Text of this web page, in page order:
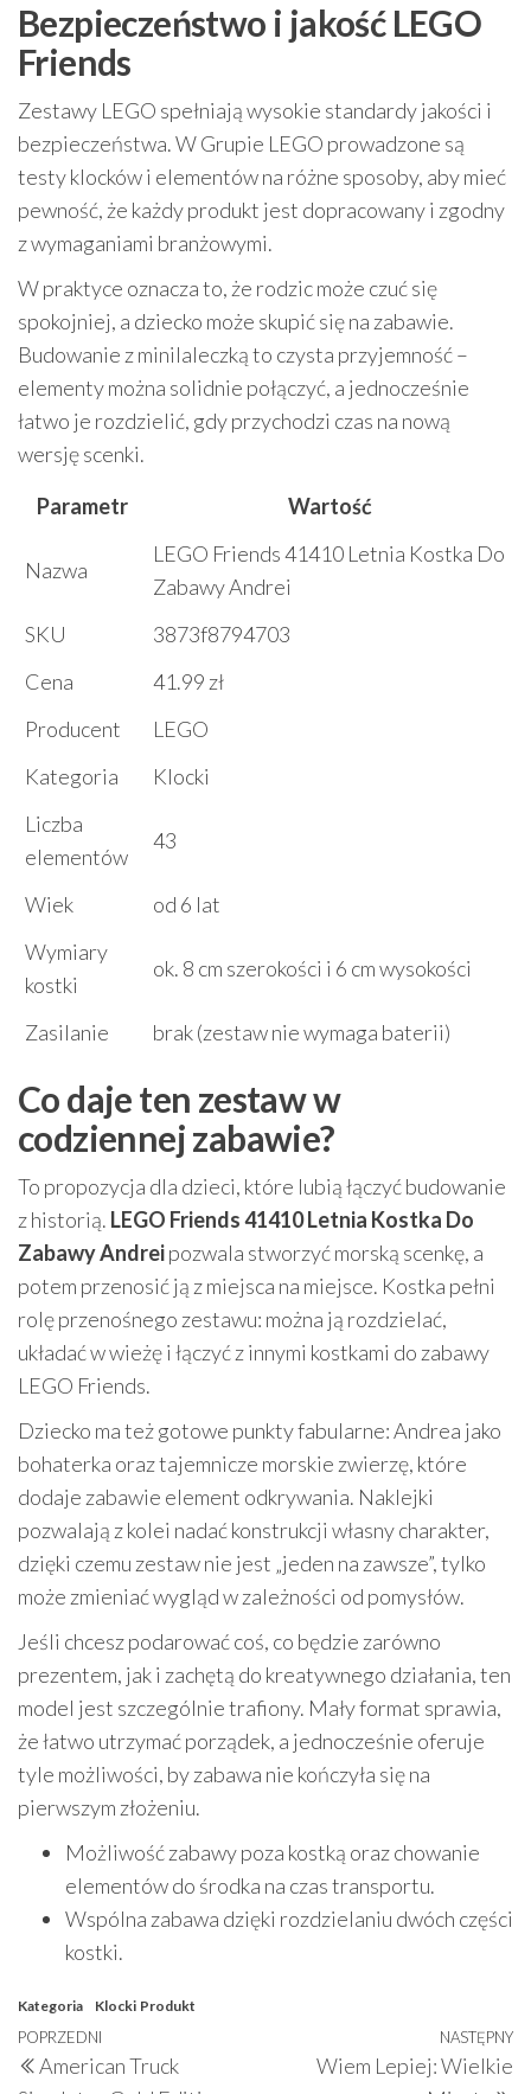
Bezpieczeństwo i jakość LEGO
Friends
Zestawy LEGO spełniają wysokie standardy jakości i
bezpieczeństwa. W Grupie LEGO prowadzone są
testy klocków i elementów na różne sposoby, aby mieć
pewność, że każdy produkt jest dopracowany i zgodny
z wymaganiami branżowymi.
W praktyce oznacza to, że rodzic może czuć się
spokojniej, a dziecko może skupić się na zabawie.
Budowanie z minilaleczką to czysta przyjemność –
elementy można solidnie połączyć, a jednocześnie
łatwo je rozdzielić, gdy przychodzi czas na nową
wersję scenki.
Parametr
Wartość
Nazwa
LEGO Friends 41410 Letnia Kostka Do
Zabawy Andrei
SKU
3873f8794703
Cena
41.99 zł
Producent
LEGO
Kategoria
Klocki
Liczba
elementów
43
Wiek
od 6 lat
Wymiary
kostki
ok. 8 cm szerokości i 6 cm wysokości
Zasilanie brak (zestaw nie wymaga baterii)
Co daje ten zestaw w
codziennej zabawie?
To propozycja dla dzieci, które lubią łączyć budowanie
z historią. LEGO Friends 41410 Letnia Kostka Do
Zabawy Andreipozwala stworzyć morską scenkę, a
potem przenosić ją z miejsca na miejsce. Kostka pełni
rolę przenośnego zestawu: można ją rozdzielać,
układać w wieżę i łączyć z innymi kostkami do zabawy
LEGO Friends.
Dziecko ma też gotowe punkty fabularne: Andrea jako
bohaterka oraz tajemnicze morskie zwierzę, które
dodaje zabawie element odkrywania. Naklejki
pozwalają z kolei nadać konstrukcji własny charakter,
dzięki czemu zestaw nie jest „jeden na zawsze”, tylko
może zmieniać wygląd w zależności od pomysłów.
Jeśli chcesz podarować coś, co będzie zarówno
prezentem, jak i zachętą do kreatywnego działania, ten
model jest szczególnie trafiony. Mały format sprawia,
że łatwo utrzymać porządek, a jednocześnie oferuje
tyle możliwości, by zabawa nie kończyła się na
pierwszym złożeniu.
Możliwość zabawy poza kostką oraz chowanie
elementów do środka na czas transportu.
Wspólna zabawa dzięki rozdzielaniu dwóch części
kostki.
Kategoria Klocki Produkt
Nawigacja
wpisu
Poprzedni
wpis
POPRZEDNI
American Truck
NASTĘPNY
Wiem Lepiej: Wielkie